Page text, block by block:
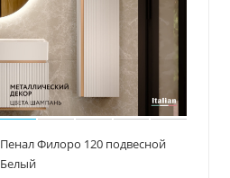
Пенал Филоро 120 подвесной
Белый